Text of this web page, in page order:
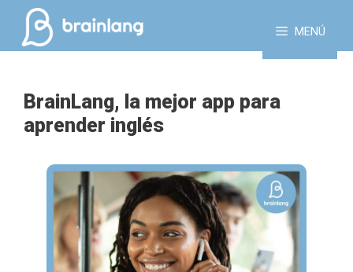
Saltar
contenido
MENÚ
BrainLang, la mejor app para
aprender inglés